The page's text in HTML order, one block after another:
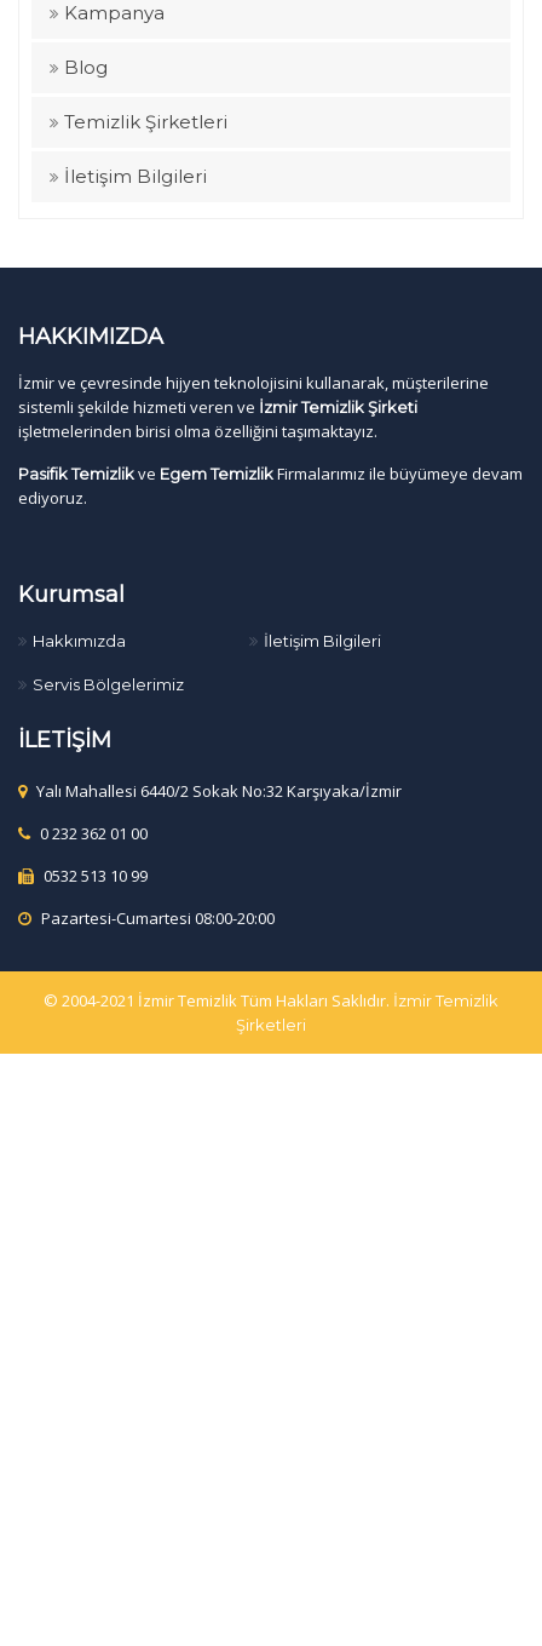
Kampanya
Blog
Temizlik Şirketleri
İletişim Bilgileri
HAKKIMIZDA
İzmir ve çevresinde hijyen teknolojisini kullanarak, müşterilerine
sistemli şekilde hizmeti veren ve İzmir Temizlik Şirketi
işletmelerinden birisi olma özelliğini taşımaktayız.
Pasifik Temizlikve Egem TemizlikFirmalarımız ile büyümeye devam
ediyoruz.
Kurumsal
Hakkımızda İletişim Bilgileri
Servis Bölgelerimiz
İLETİŞİM
Yalı Mahallesi 6440/2 Sokak No:32 Karşıyaka/İzmir
0 232 362 01 00
0532 513 10 99
Pazartesi-Cumartesi 08:00-20:00
© 2004-2021 İzmir Temizlik Tüm Hakları Saklıdır. İzmir Temizlik
Şirketleri